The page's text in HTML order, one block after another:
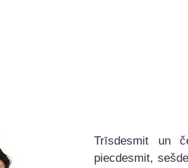
Trīsdesmit un
piecdesmit,